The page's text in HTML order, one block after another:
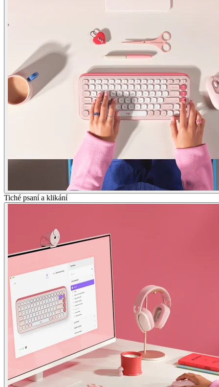
Tiché psaní a klikání